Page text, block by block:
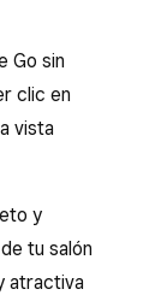
Go sin
clic en
vista
y
tu salón
atractiva